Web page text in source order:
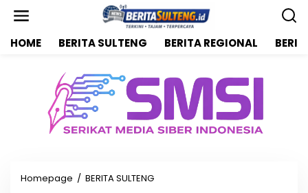
HOME BERITA SULTENG BERITA REGIONAL
Homepage / BERITA SULTENG